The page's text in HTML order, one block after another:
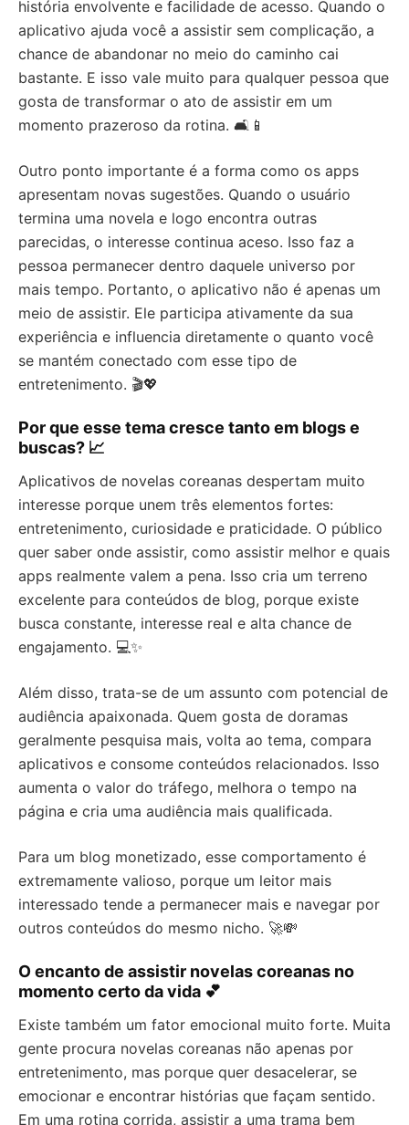
história envolvente e facilidade de acesso. Quando o
aplicativo ajuda você a assistir sem complicação, a
chance de abandonar no meio do caminho cai
bastante. E isso vale muito para qualquer pessoa que
gosta de transformar o ato de assistir em um
momento prazeroso da rotina. 🛋️📱
Outro ponto importante é a forma como os apps
apresentam novas sugestões. Quando o usuário
termina uma novela e logo encontra outras
parecidas, o interesse continua aceso. Isso faz a
pessoa permanecer dentro daquele universo por
mais tempo. Portanto, o aplicativo não é apenas um
meio de assistir. Ele participa ativamente da sua
experiência e influencia diretamente o quanto você
se mantém conectado com esse tipo de
entretenimento. 🎬💖
Por que esse tema cresce tanto em blogs e
buscas? 📈
Aplicativos de novelas coreanas despertam muito
interesse porque unem três elementos fortes:
entretenimento, curiosidade e praticidade. O público
quer saber onde assistir, como assistir melhor e quais
apps realmente valem a pena. Isso cria um terreno
excelente para conteúdos de blog, porque existe
busca constante, interesse real e alta chance de
engajamento. 💻✨
Além disso, trata-se de um assunto com potencial de
audiência apaixonada. Quem gosta de doramas
geralmente pesquisa mais, volta ao tema, compara
aplicativos e consome conteúdos relacionados. Isso
aumenta o valor do tráfego, melhora o tempo na
página e cria uma audiência mais qualificada.
Para um blog monetizado, esse comportamento é
extremamente valioso, porque um leitor mais
interessado tende a permanecer mais e navegar por
outros conteúdos do mesmo nicho. 🚀💸
O encanto de assistir novelas coreanas no
momento certo da vida 💕
Existe também um fator emocional muito forte. Muita
gente procura novelas coreanas não apenas por
entretenimento, mas porque quer desacelerar, se
emocionar e encontrar histórias que façam sentido.
Em uma rotina corrida, assistir a uma trama bem